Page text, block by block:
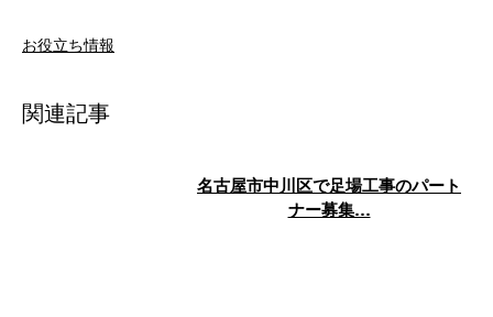
お役立ち情報
関連記事
名古屋市中川区で足場工事のパート
ナー募集…